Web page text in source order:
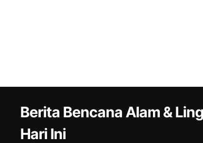
Berita Bencana Alam &
Hari Ini